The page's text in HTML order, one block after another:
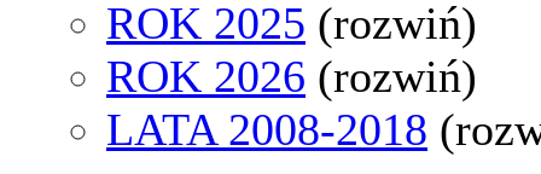
ROK 2025 (rozwiń)
ROK 2026 (rozwiń)
LATA 2008-2018